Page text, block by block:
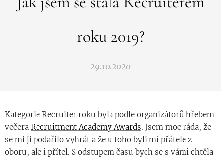
roku 2019?
29.10.2020
Kategorie Recruiter roku byla podle organizátorů hřebem
večera Recruitment Academy Awards. Jsem moc ráda, že
se mi ji podařilo vyhrát a že u toho byli mí přátele z
oboru, ale i přítel. S odstupem času bych se s vámi chtěla